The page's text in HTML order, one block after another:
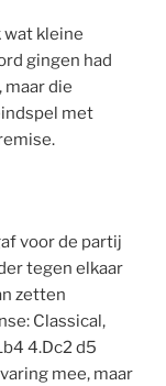
wat kleine
gingen had
die
met
voor de partij
tegen elkaar
zetten
Classical,
4.Dc2 d5
mee, maar